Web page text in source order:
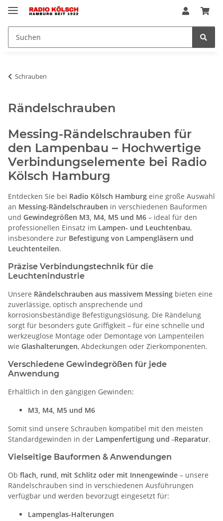
Schrauben
Rändelschrauben
Messing-Rändelschrauben für
den Lampenbau – Hochwertige
Verbindungselemente bei Radio
Kölsch Hamburg
Entdecken Sie bei Radio Kölsch Hamburg eine große Auswahl
an Messing-Rändelschrauben in verschiedenen Bauformen
und Gewindegrößen M3, M4, M5 und M6 – ideal für den
professionellen Einsatz im Lampen- und Leuchtenbau,
insbesondere zur Befestigung von Lampengläsern und
Leuchtenteilen.
Präzise Verbindungstechnik für die
Leuchtenindustrie
Unsere Rändelschrauben aus massivem Messing bieten eine
zuverlässige, optisch ansprechende und
korrosionsbeständige Befestigungslösung. Die Rändelung
sorgt für besonders gute Griffigkeit – für eine schnelle und
werkzeuglose Montage oder Demontage von Lampenteilen
wie Glashalterungen, Abdeckungen oder Zierkomponenten.
Verschiedene Gewindegrößen für jede
Anwendung
Erhältlich in den gängigen Gewinden:
M3, M4, M5 und M6
Somit sind unsere Schrauben kompatibel mit den meisten
Standardgewinden in der Lampenfertigung und -Reparatur.
Vielseitige Bauformen & Anwendungen
Ob flach, rund, mit Schlitz oder mit Innengewinde – unsere
Rändelschrauben sind in verschiedenen Ausführungen
verfügbar und werden bevorzugt eingesetzt für:
Lampenglas-Halterungen